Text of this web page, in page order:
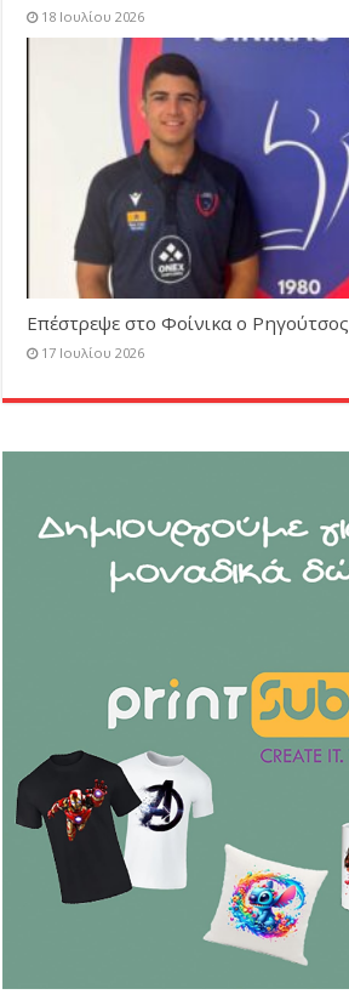
18 Ιουλίου 2026
Επέστρεψε στο Φοίνικα ο Ρηγούτσος
17 Ιουλίου 2026